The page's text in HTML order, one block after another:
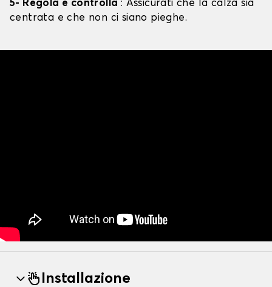
5- Regola e controlla : Assicurati che la calza sia
centrata e che non ci siano pieghe.
Installazione